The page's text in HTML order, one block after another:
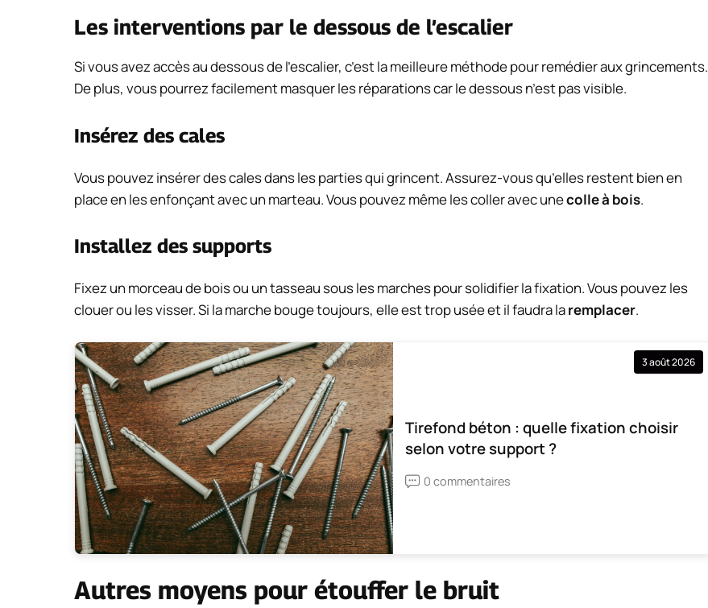
Les interventions par le dessous de l’escalier
Si vous avez accès au dessous de l’escalier, c’est la meilleure méthode pour remédier aux grincements.
De plus, vous pourrez facilement masquer les réparations car le dessous n’est pas visible.
Insérez des cales
Vous pouvez insérer des cales dans les parties qui grincent. Assurez-vous qu’elles restent bien en
place en les enfonçant avec un marteau. Vous pouvez même les coller avec unecolle à bois.
Installez des supports
Fixez un morceau de bois ou un tasseau sous les marches pour solidifier la fixation. Vous pouvez les
clouer ou les visser. Si la marche bouge toujours, elle est trop usée et il faudra laremplacer.
3 août 2026
Tirefond béton : quelle fixation choisir
selon votre support ?
0 commentaires
Autres moyens pour étouffer le bruit